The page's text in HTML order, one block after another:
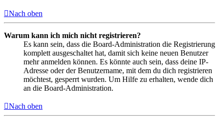
Nach oben
Warum kann ich mich nicht registrieren?
Es kann sein, dass die Board-Administration die Registrierung
komplett ausgeschaltet hat, damit sich keine neuen Benutzer
mehr anmelden können. Es könnte auch sein, dass deine IP-
Adresse oder der Benutzername, mit dem du dich registrieren
möchtest, gesperrt wurden. Um Hilfe zu erhalten, wende dich
an die Board-Administration.
Nach oben